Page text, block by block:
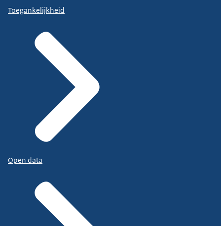
Toegankelijkheid
Open data